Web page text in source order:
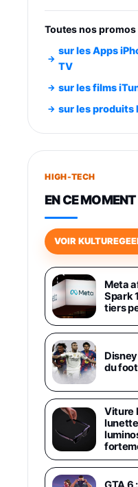
S26+
749,99€
648,63€
Galaxy
Secteur
Version
1019€
Galaxy
1019€
Galaxy
892€
Philips
Enfant -
5
24,94€
Toutes nos
sur les Apps
TV
sur les films
sur les produits
HIGH-TECH
EN CE
VOIR
Meta
Spark
tiers
du
Viture